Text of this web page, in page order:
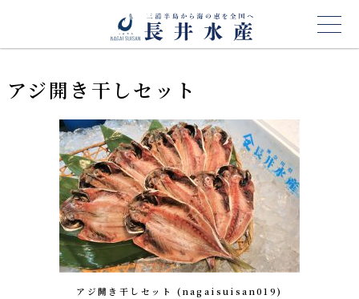
アジ開き干しセット
アジ開き干しセット (nagaisuisan019)